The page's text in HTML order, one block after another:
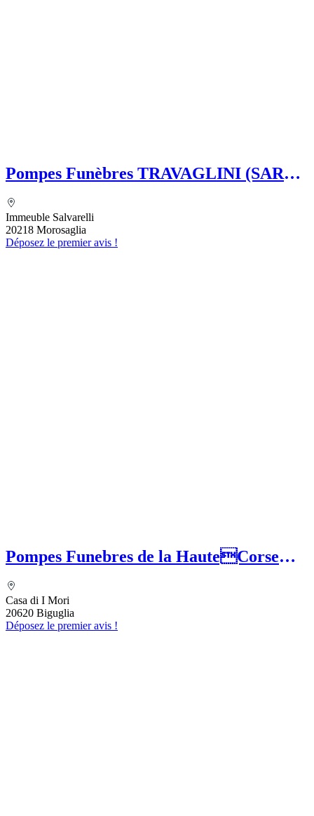
Pompes Funèbres TRAVAGLINI (SARL)
secondaire Pompes funèbres Impériales
Grégoire TRAVAGLINI
Immeuble Salvarelli
20218 Morosaglia
Déposez le premier avis !
Pompes Funebres de la HauteCorse
Casa di I Mori
20620 Biguglia
Déposez le premier avis !